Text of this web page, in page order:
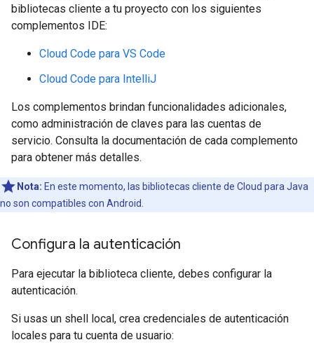
bibliotecas cliente a tu proyecto con los siguientes
complementos IDE:
Cloud Code para VS Code
Cloud Code para IntelliJ
Los complementos brindan funcionalidades adicionales,
como administración de claves para las cuentas de
servicio. Consulta la documentación de cada complemento
para obtener más detalles.
Nota: En este momento, las bibliotecas cliente de Cloud para Java
no son compatibles con Android.
Configura la autenticación
Para ejecutar la biblioteca cliente, debes configurar la
autenticación.
Si usas un shell local, crea credenciales de autenticación
locales para tu cuenta de usuario: